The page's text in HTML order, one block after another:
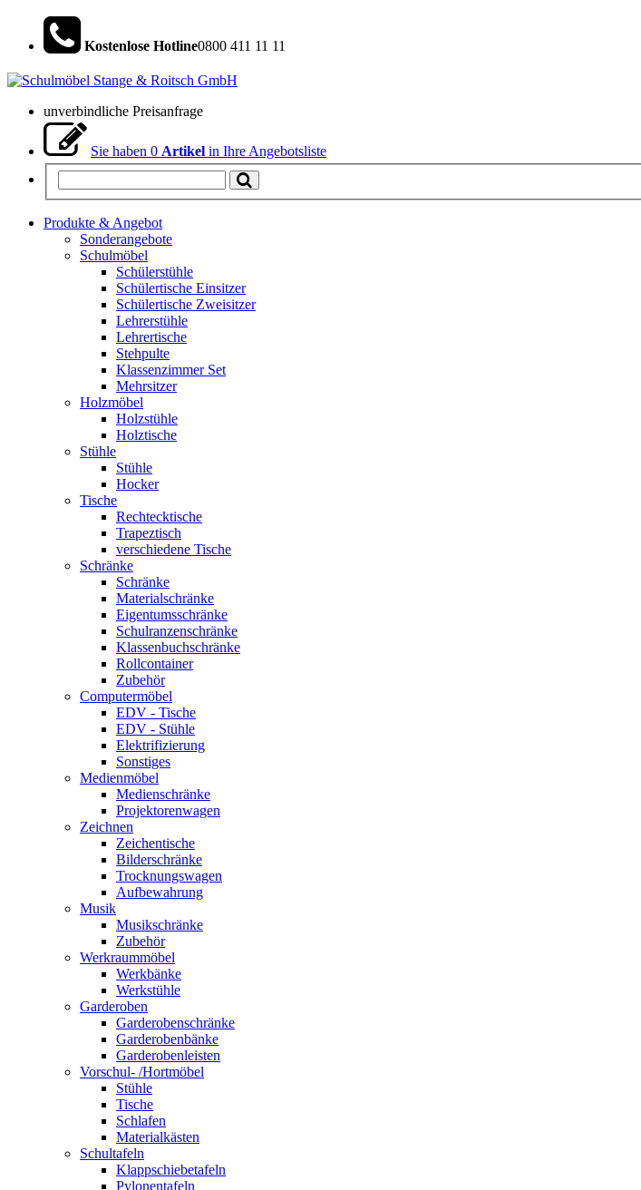
Kostenlose Hotline0800 411 11 11
unverbindliche Preisanfrage
Sie haben 0 Artikel in Ihre Angebotsliste
Produkte & Angebot
Sonderangebote
Schulmöbel
Schülerstühle
Schülertische Einsitzer
Schülertische Zweisitzer
Lehrerstühle
Lehrertische
Stehpulte
Klassenzimmer Set
Mehrsitzer
Holzmöbel
Holzstühle
Holztische
Stühle
Stühle
Hocker
Tische
Rechtecktische
Trapeztisch
verschiedene Tische
Schränke
Schränke
Materialschränke
Eigentumsschränke
Schulranzenschränke
Klassenbuchschränke
Rollcontainer
Zubehör
Computermöbel
EDV - Tische
EDV - Stühle
Elektrifizierung
Sonstiges
Medienmöbel
Medienschränke
Projektorenwagen
Zeichnen
Zeichentische
Bilderschränke
Trocknungswagen
Aufbewahrung
Musik
Musikschränke
Zubehör
Werkraummöbel
Werkbänke
Werkstühle
Garderoben
Garderobenschränke
Garderobenbänke
Garderobenleisten
Vorschul- /Hortmöbel
Stühle
Tische
Schlafen
Materialkästen
Schultafeln
Klappschiebetafeln
Pylonentafeln